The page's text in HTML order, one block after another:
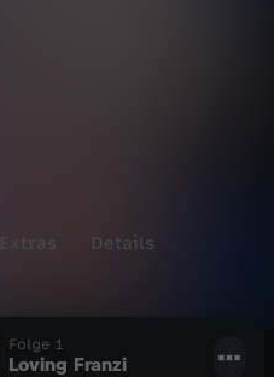
Extras Details
Folge 1
Loving Franzi